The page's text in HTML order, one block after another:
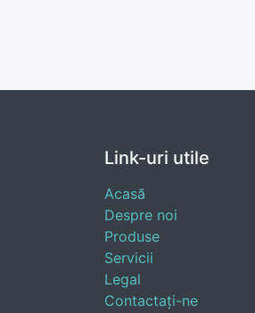
Link-uri utile
Acasă
Despre noi
Produse
Servicii
Legal
Contactați-ne